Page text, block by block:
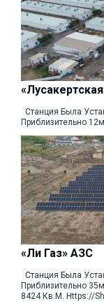
Станция Была
Приблизительно
«Ли Газ» АЗС
Станция Была
Приблизительно
8424 Кв.м. Https://